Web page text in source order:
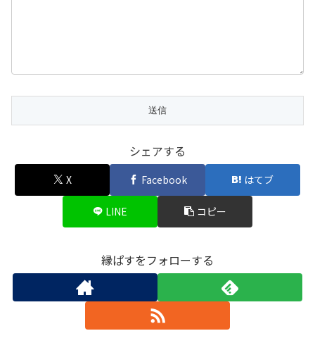
シェアする
X Facebook はてブ
LINE コピー
縁ぱすをフォローする